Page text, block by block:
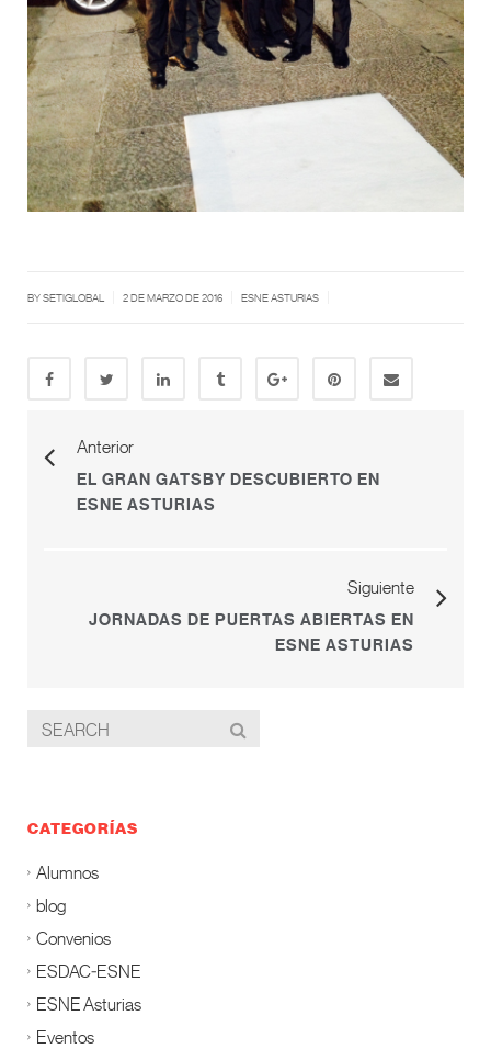
BY SETIGLOBAL 2 DE MARZO DE 2016 ESNE ASTURIAS
Anterior
EL GRAN GATSBY DESCUBIERTO EN
ESNE ASTURIAS
Siguiente
JORNADAS DE PUERTAS ABIERTAS EN
ESNE ASTURIAS
CATEGORÍAS
Alumnos
blog
Convenios
ESDAC-ESNE
ESNE Asturias
Eventos